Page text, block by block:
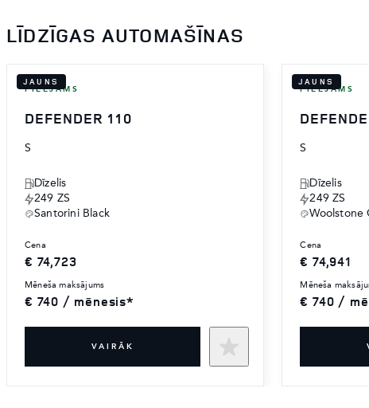
LĪDZĪGAS AUTOMAŠĪNAS
JAUNS
PIEEJAMS
DEFENDER 110
S
Dīzelis
249 ZS
Santorini Black
cena
€ 74,723
mēneša maksājums
€ 740 / mēnesis*
VAIRĀK
JAUNS
PIEEJAMS
S
Dīzelis
249 ZS
Woolstone
cena
€ 74,941
mēneša
€ 740 /